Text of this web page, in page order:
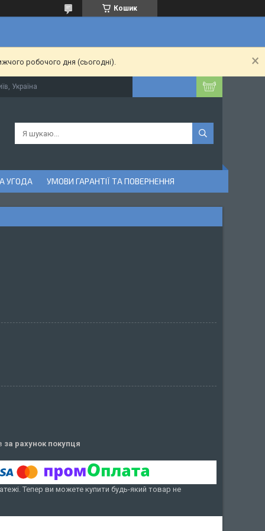
Кошик
робочого дня (сьогодні).
Україна
УГОДА УМОВИ ГАРАНТІЇ ТА ПОВЕРНЕННЯ
за рахунок покупця
Тепер ви можете купити будь-який товар не